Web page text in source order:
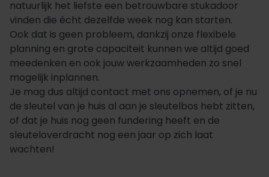
natuurlijk het liefste een betrouwbare stukadoor
vinden die écht dezelfde week nog kan starten.
Ook dat is geen probleem, dankzij onze flexibele
planning en grote capaciteit kunnen we altijd goed
meedenken en ook jouw werkzaamheden zo snel
mogelijk inplannen.
Je mag dus altijd contact met ons opnemen, of je nu
de sleutel van je huis al aan je sleutelbos hebt zitten,
of dat je huis nog geen fundering heeft en de
sleuteloverdracht nog een jaar op zich laat
wachten!